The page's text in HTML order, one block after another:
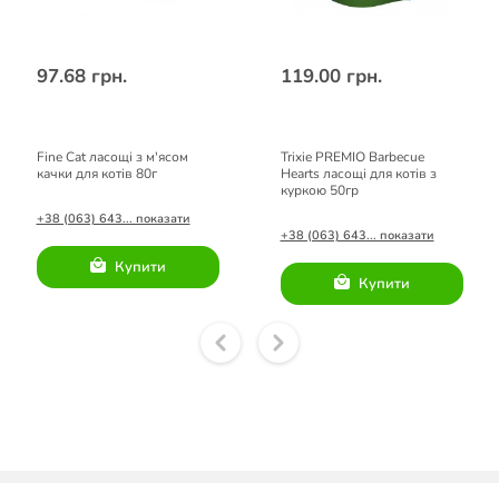
97.68 грн.
Fine Cat ласощі з м'ясом
качки для котів 80г
+38 (063) 643... показати
Купити
119.00 грн.
Trixie PREMIO Barbecue
Hearts ласощі для котів з
куркою 50гр
+38 (063) 643... показати
Купити